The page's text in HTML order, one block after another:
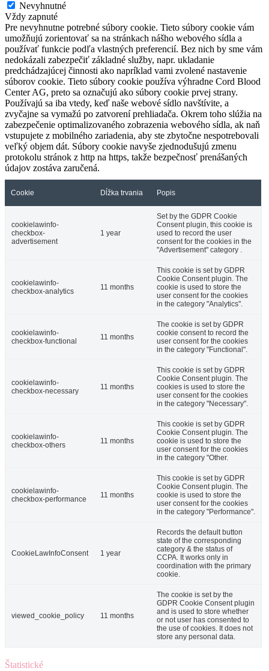
Nevyhnutné
Vždy zapnuté
Pre nevyhnutne potrebné súbory cookie. Tieto súbory cookie vám
umožňujú zorientovať sa na stránkach nášho webového sídla a
používať funkcie podľa vlastných preferencií. Bez nich by sme vám
nedokázali zabezpečiť základné služby, napr. ukladanie
predchádzajúcej činnosti ako napríklad vami zvolené nastavenie
súborov cookie. Tieto súbory cookie používa výhradne Cord Blood
Center AG, preto sa označujú ako súbory cookie prvej strany.
Používajú sa iba vtedy, keď naše webové sídlo navštívite, a
zvyčajne sa vymažú po zatvorení prehliadača. Okrem toho slúžia na
zabezpečenie optimalizovaného zobrazenia webového sídla, ak naň
vstupujete z mobilného zariadenia, aby ste zbytočne nespotrebovali
veľký objem dát. Súbory cookie navyše zjednodušujú zmenu
protokolu stránok z http na https, takže bezpečnosť prenášaných
údajov zostáva zaručená.
Cookie Dĺžka trvania Popis
cookielawinfo-
checkbox-
advertisement
1 year
Set by the GDPR Cookie
Consent plugin, this cookie is
used to record the user
consent for the cookies in the
"Advertisement" category .
cookielawinfo-
checkbox-analytics
11 months
This cookie is set by GDPR
Cookie Consent plugin. The
cookie is used to store the
user consent for the cookies
in the category "Analytics".
cookielawinfo-
checkbox-functional
11 months
The cookie is set by GDPR
cookie consent to record the
user consent for the cookies
in the category "Functional".
cookielawinfo-
checkbox-necessary
11 months
This cookie is set by GDPR
Cookie Consent plugin. The
cookies is used to store the
user consent for the cookies
in the category "Necessary".
cookielawinfo-
checkbox-others
11 months
This cookie is set by GDPR
Cookie Consent plugin. The
cookie is used to store the
user consent for the cookies
in the category "Other.
cookielawinfo-
checkbox-performance
11 months
This cookie is set by GDPR
Cookie Consent plugin. The
cookie is used to store the
user consent for the cookies
in the category "Performance".
CookieLawInfoConsent 1 year
Records the default button
state of the corresponding
category & the status of
CCPA. It works only in
coordination with the primary
cookie.
viewed_cookie_policy 11 months
The cookie is set by the
GDPR Cookie Consent plugin
and is used to store whether
or not user has consented to
the use of cookies. It does not
store any personal data.
Štatistické